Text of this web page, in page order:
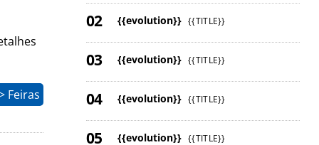
Feiras
{{evolution}} {{TITLE}}
{{evolution}} {{TITLE}}
{{evolution}} {{TITLE}}
{{evolution}} {{TITLE}}